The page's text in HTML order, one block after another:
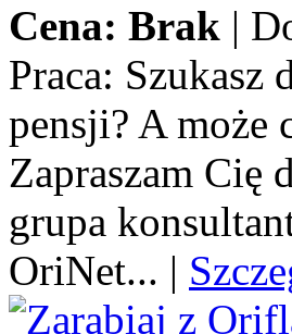
Cena: Brak |
Praca: Szukasz
pensji? A może
Zapraszam Cię
grupa
OriNet... |